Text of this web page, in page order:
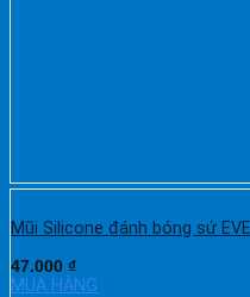
Mũi Silicone đánh bóng sứ EVE
47.000 ₫
MUA HÀNG